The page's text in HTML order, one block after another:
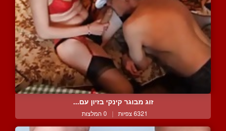
זוג מבוגר קינקי בזיון עם...
6321 צפיות | 0 המלצות